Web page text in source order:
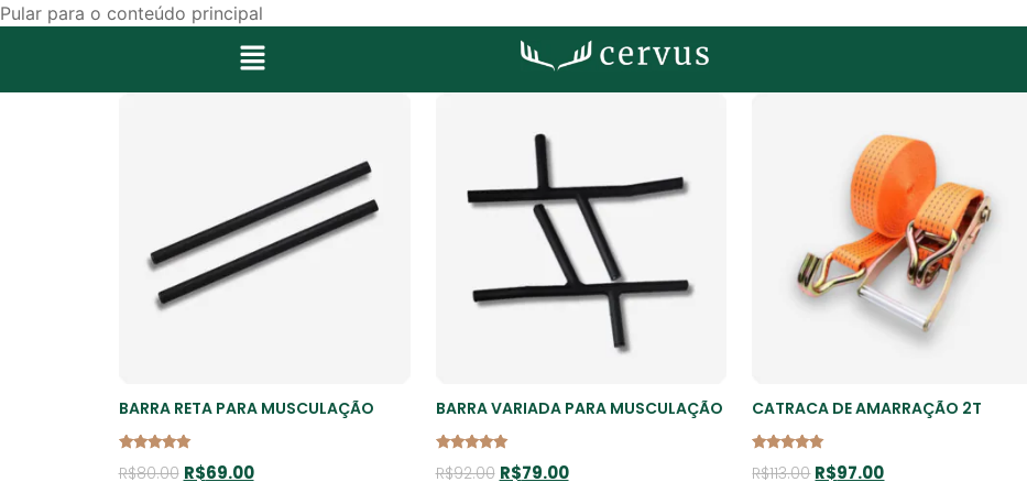
Pular para o conteúdo principal
BARRA RETA PARA MUSCULAÇÃO
5.00
R$80.00 R$69.00
BARRA VARIADA PARA MUSCULAÇÃO
5.00
R$92.00 R$79.00
CATRACA DE AMARRAÇÃO 2T
5.00
R$113.00 R$97.00